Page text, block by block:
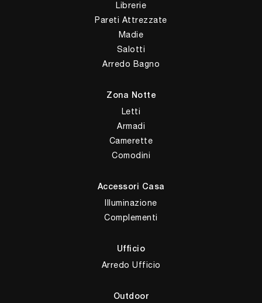
Librerie
Pareti Attrezzate
Madie
Salotti
Arredo Bagno
Zona Notte
Letti
Armadi
Camerette
Comodini
Accessori Casa
Illuminazione
Complementi
Ufficio
Arredo Ufficio
Outdoor